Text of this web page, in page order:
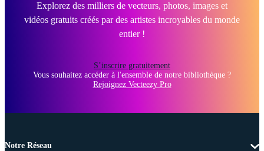
Explorez des milliers de vecteurs, photos, images et
vidéos gratuits créés par des artistes incroyables du monde
entier !
S’inscrire gratuitement
Vous souhaitez accéder à l'ensemble de notre bibliothèque ?
Rejoignez Vecteezy Pro
Notre Réseau